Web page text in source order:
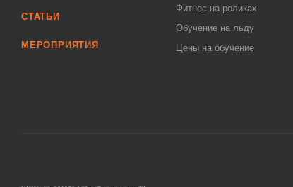
СТАТЬИ
МЕРОПРИЯТИЯ
Фитнес на роликах
Обучение на льду
Цены на обучение